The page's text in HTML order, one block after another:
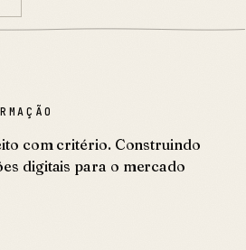
com critério. Construindo
digitais para o mercado